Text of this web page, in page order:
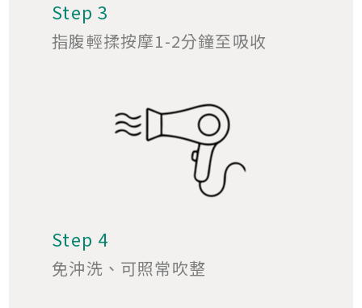
Step 3
指腹輕揉按摩1-2分鐘至吸收
Step 4
免沖洗、可照常吹整